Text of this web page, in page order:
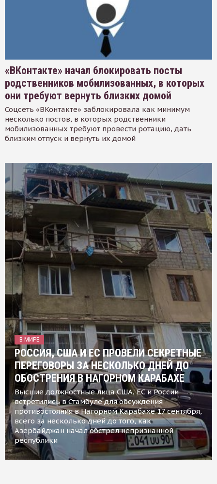
«ВКонтакте» начал блокировать посты
родственников мобилизованных, в которых
они требуют вернуть близких домой
Соцсеть «ВКонтакте» заблокировала как минимум
несколько постов, в которых родственники
мобилизованных требуют провести ротацию, дать
близким отпуск и вернуть их домой
В МИРЕ
РОССИЯ, США И ЕС ПРОВЕЛИ СЕКРЕТНЫЕ
ПЕРЕГОВОРЫ ЗА НЕСКОЛЬКО ДНЕЙ ДО
ОБОСТРЕНИЯ В НАГОРНОМ КАРАБАХЕ
Высшие должностные лица США, ЕС и России
встретились в Стамбуле для обсуждения
противостояния в Нагорном Карабахе 17 сентября,
всего за несколько дней до того, как
Азербайджан начал обстрел непризнанной
республики